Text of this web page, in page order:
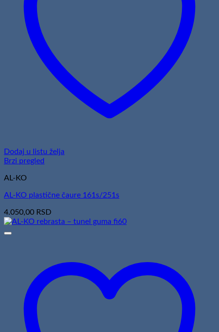
Dodaj u listu želja
Brzi pregled
AL-KO
AL-KO plastične čaure 161s/251s
4.050,00 RSD